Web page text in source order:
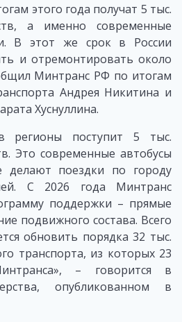
этого года получат 5 тыс.
а именно современные
В этот же срок в России
и отремонтировать около
Минтранс РФ по итогам
Андрея Никитина и
Хуснуллина.
регионы поступит 5 тыс.
Это современные автобусы
делают поездки по городу
С 2026 года Минтранс
поддержки – прямые
подвижного состава. Всего
обновить порядка 32 тыс.
транспорта, из которых 23
– говорится в
опубликованном в